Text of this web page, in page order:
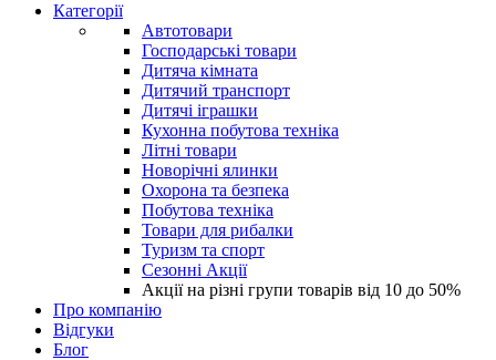
Категорії
Автотовари
Господарські товари
Дитяча кімната
Дитячий транспорт
Дитячі іграшки
Кухонна побутова техніка
Літні товари
Новорічні ялинки
Охорона та безпека
Побутова техніка
Товари для рибалки
Туризм та спорт
Сезонні Акції
Акції на різні групи товарів від 10 до 50%
Про компанію
Відгуки
Блог